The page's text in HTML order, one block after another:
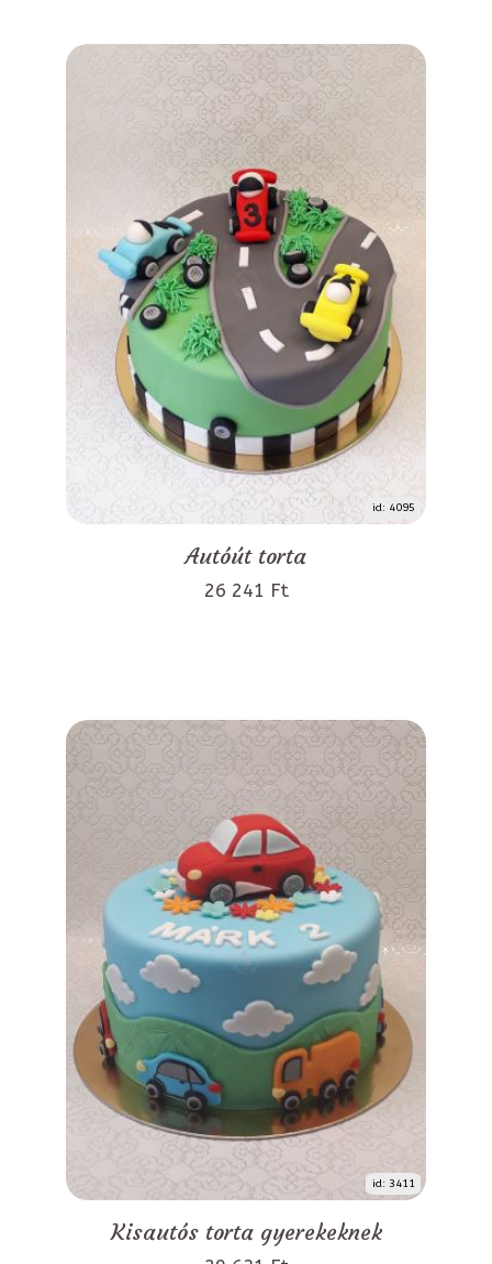
id: 4095
Autóút torta
26 241 Ft
id: 3411
Kisautós torta gyerekeknek